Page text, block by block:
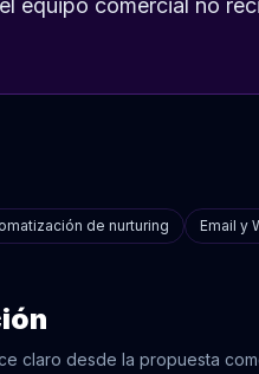
equipo comercial no
de nurturing Email y
claro desde la propuesta